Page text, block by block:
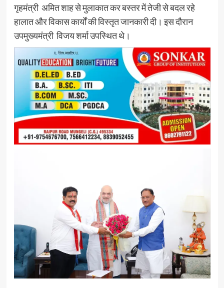
गृहमंत्री अमित शाह से मुलाकात कर बस्तर में तेजी से बदल रहे
हालात और विकास कार्यों की विस्तृत जानकारी दी। इस दौरान
उपमुख्यमंत्री विजय शर्मा उपस्थित थे।